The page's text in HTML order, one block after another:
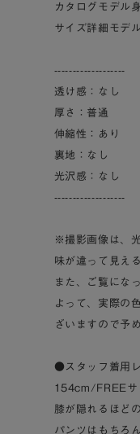
カタログモデル
サイズ詳細モデ
-------------------
透け感：なし
厚さ：普通
伸縮性：あり
裏地：なし
光沢感：なし
-------------------
※撮影画像は、
味が違って見え
また、ご覧にな
よって、実際の
ざいますので予
●スタッフ着用
154cm/FREEサ
膝が隠れるほど
パンツはもちろ